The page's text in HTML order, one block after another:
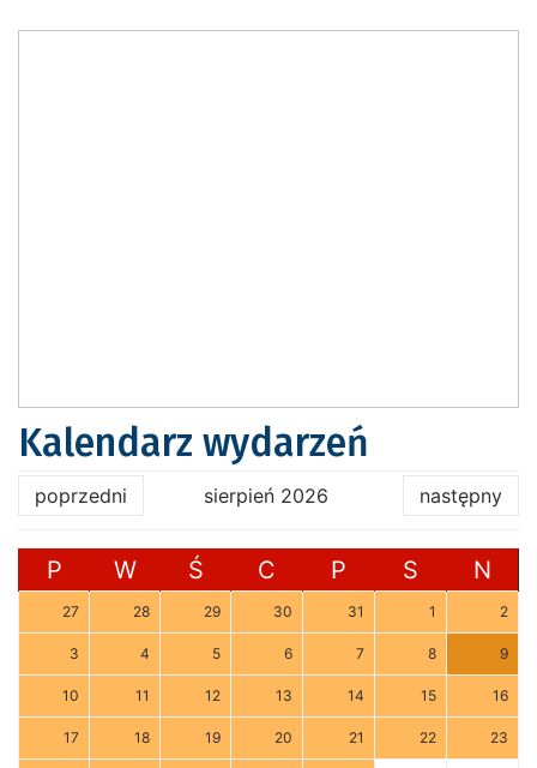
Kalendarz wydarzeń
poprzedni sierpień 2026 następny
P W Ś C P S N
27 28 29 30 31 1 2
3 4 5 6 7 8 9
10 11 12 13 14 15 16
17 18 19 20 21 22 23